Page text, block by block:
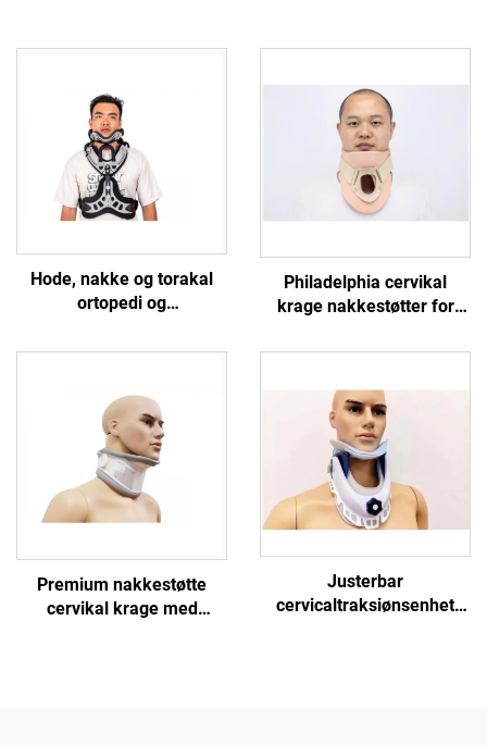
Hode, nakke og torakal
ortopedi og
fikseringsbraketter støtter
Philadelphia cervikal
krage nakkestøtter for
ryggrad, produsent
Premium nakkestøtte
cervikal krage med
Justerbar
cervicaltraksiønsenhet